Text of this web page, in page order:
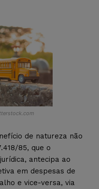
de natureza não
85, que o
antecipa ao
em despesas de
e vice-versa, via